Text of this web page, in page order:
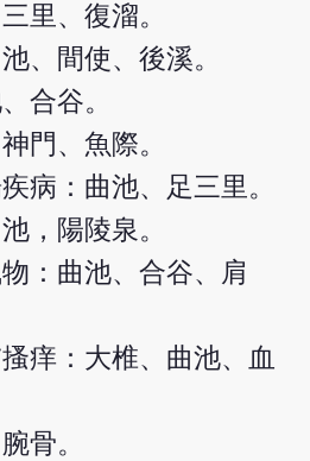
里、復溜。
、間使、後溪。
合谷。
門、魚際。
病：曲池、足三里。
，陽陵泉。
：曲池、合谷、肩
痒：大椎、曲池、血
骨。